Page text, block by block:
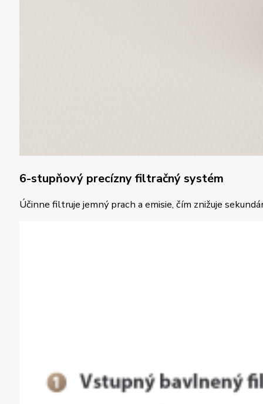
6-stupňový precízny filtračný systém
Účinne filtruje jemný prach a emisie, čím znižuje